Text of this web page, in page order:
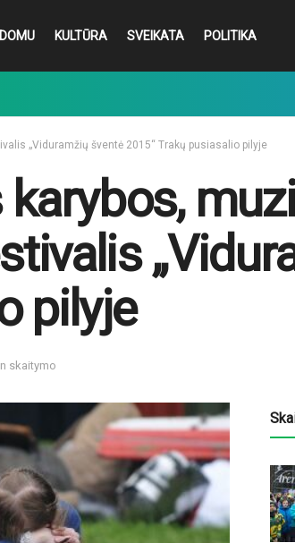
KULTŪRA SVEIKATA POLITIKA
„Viduramžių šventė 2015“ Trakų pusiasalio pilyje
pilyje
skaitymo